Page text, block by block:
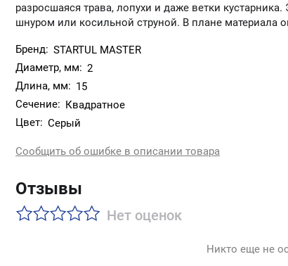
разросшаяся трава, лопухи и даже ветки
шнуром или косильной струной. В плане материала
Бренд: STARTUL MASTER
Диаметр, мм: 2
Длина, мм: 15
Сечение: Квадратное
Цвет: Серый
Сообщить об ошибке в описании товара
Отзывы
Нет оценок
Никто еще не